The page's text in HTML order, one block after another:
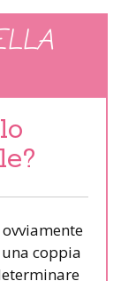
coppia